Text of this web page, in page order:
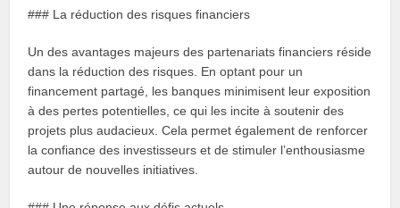
### La réduction des risques financiers
Un des avantages majeurs des partenariats financiers réside
dans la réduction des risques. En optant pour un
financement partagé, les banques minimisent leur exposition
à des pertes potentielles, ce qui les incite à soutenir des
projets plus audacieux. Cela permet également de renforcer
la confiance des investisseurs et de stimuler l’enthousiasme
autour de nouvelles initiatives.